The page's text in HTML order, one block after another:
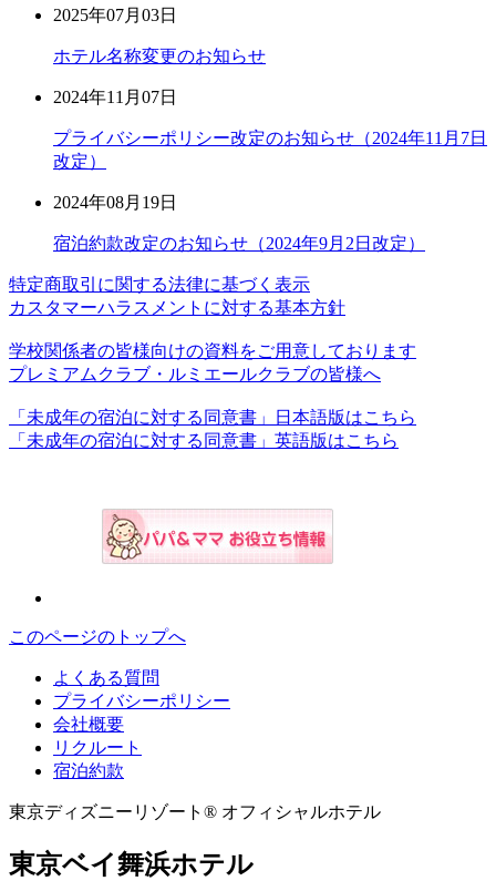
2025年07月03日
ホテル名称変更のお知らせ
2024年11月07日
プライバシーポリシー改定のお知らせ（2024年11月7日
改定）
2024年08月19日
宿泊約款改定のお知らせ（2024年9月2日改定）
特定商取引に関する法律に基づく表示
カスタマーハラスメントに対する基本方針
学校関係者の皆様向けの資料をご用意しております
プレミアムクラブ・ルミエールクラブの皆様へ
「未成年の宿泊に対する同意書」日本語版はこちら
「未成年の宿泊に対する同意書」英語版はこちら
このページのトップへ
よくある質問
プライバシーポリシー
会社概要
リクルート
宿泊約款
東京ディズニーリゾート® オフィシャルホテル
東京ベイ舞浜ホテル